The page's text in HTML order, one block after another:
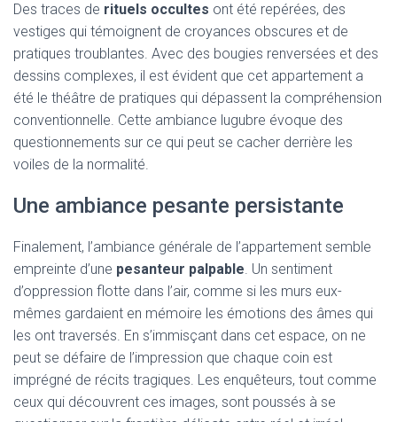
Des traces de rituels occultes ont été repérées, des
vestiges qui témoignent de croyances obscures et de
pratiques troublantes. Avec des bougies renversées et des
dessins complexes, il est évident que cet appartement a
été le théâtre de pratiques qui dépassent la compréhension
conventionnelle. Cette ambiance lugubre évoque des
questionnements sur ce qui peut se cacher derrière les
voiles de la normalité.
Une ambiance pesante persistante
Finalement, l’ambiance générale de l’appartement semble
empreinte d’une pesanteur palpable. Un sentiment
d’oppression flotte dans l’air, comme si les murs eux-
mêmes gardaient en mémoire les émotions des âmes qui
les ont traversés. En s’immisçant dans cet espace, on ne
peut se défaire de l’impression que chaque coin est
imprégné de récits tragiques. Les enquêteurs, tout comme
ceux qui découvrent ces images, sont poussés à se